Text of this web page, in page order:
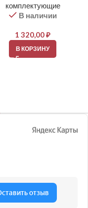
комплектующие
В наличии
1 320,00₽
В КОРЗИНУ